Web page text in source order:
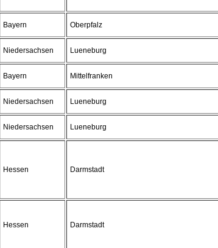
Bayern Oberpfalz
Niedersachsen Lueneburg
Bayern Mittelfranken
Niedersachsen Lueneburg
Niedersachsen Lueneburg
Hessen Darmstadt
Hessen Darmstadt